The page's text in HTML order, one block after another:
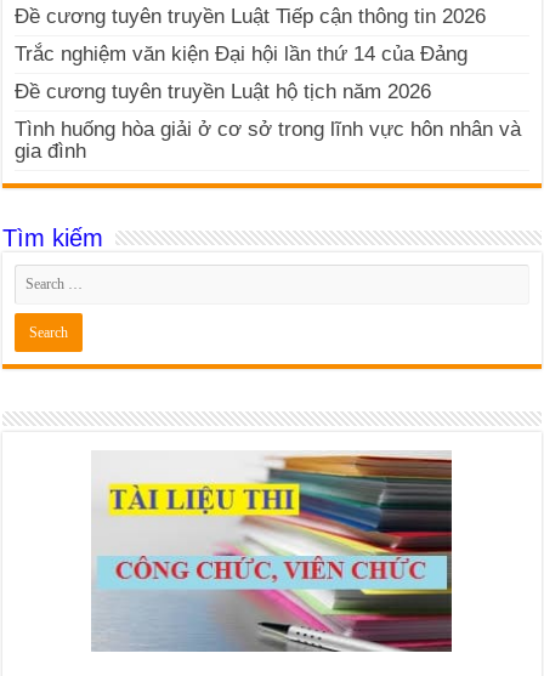
Đề cương tuyên truyền Luật Tiếp cận thông tin 2026
Trắc nghiệm văn kiện Đại hội lần thứ 14 của Đảng
Đề cương tuyên truyền Luật hộ tịch năm 2026
Tình huống hòa giải ở cơ sở trong lĩnh vực hôn nhân và
gia đình
Tìm kiếm